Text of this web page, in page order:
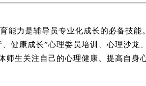
能力是辅导员专业化成长的必备技
健康成长”心理委员培训、心理沙
生关注自己的心理健康、提高自身